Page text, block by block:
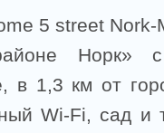
5 street Nork-
Норк»
в 1,3 км от
Wi-Fi, сад